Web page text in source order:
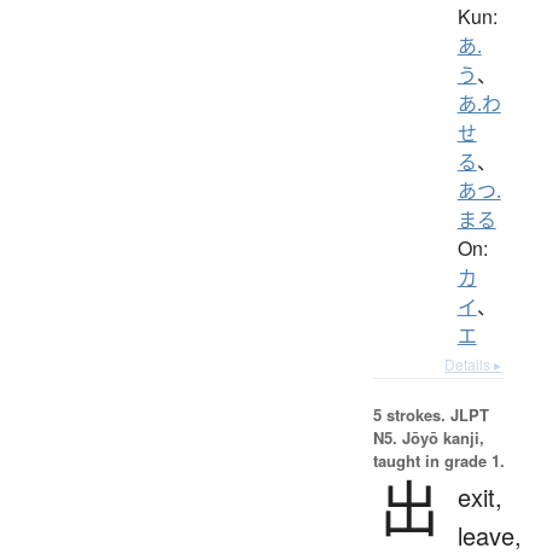
Kun:
あ.
う、
あ.わ
せ
る、
あつ.
まる
On:
カ
イ、
エ
Details ▸
5 strokes. JLPT
N5. Jōyō kanji,
taught in grade 1.
出
exit,
leave,